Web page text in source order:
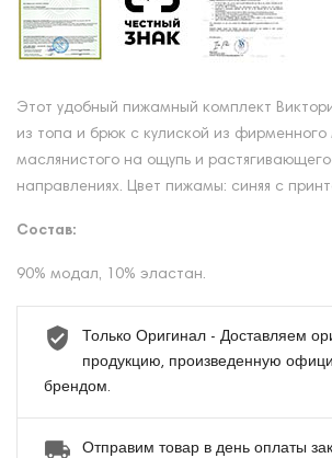
Этот удобный пижамный комплект
из топа и брюк с кулиской из
маслянистого на ощупь и
направлениях. Цвет пижамы: синяя с
Состав:
90% модал, 10% эластан.
Только Оригинал - Доставляем
продукцию, произведенную
брендом.
Отправим товар в день оплаты